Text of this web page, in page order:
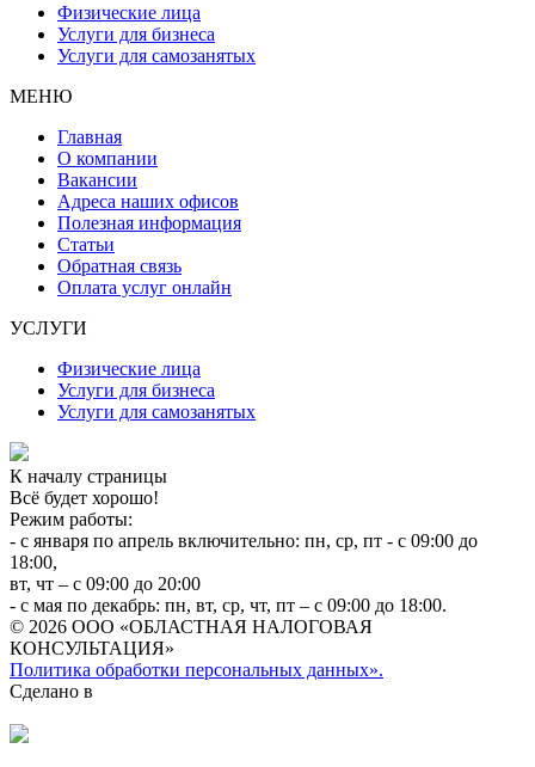
Физические лица
Услуги для бизнеса
Услуги для самозанятых
МЕНЮ
Главная
О компании
Вакансии
Адреса наших офисов
Полезная информация
Статьи
Обратная связь
Оплата услуг онлайн
УСЛУГИ
Физические лица
Услуги для бизнеса
Услуги для самозанятых
К началу страницы
Всё будет хорошо!
Режим работы:
- с января по апрель включительно: пн, ср, пт - с 09:00 до
18:00,
вт, чт – с 09:00 до 20:00
- с мая по декабрь: пн, вт, ср, чт, пт – с 09:00 до 18:00.
© 2026 ООО «ОБЛАСТНАЯ НАЛОГОВАЯ
КОНСУЛЬТАЦИЯ»
Политика обработки персональных данных».
Сделано в